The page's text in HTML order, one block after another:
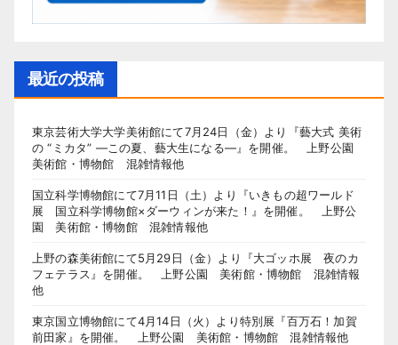
最近の投稿
東京芸術大学大学美術館にて7月24日（金）より『藝大式 美術
の “ミカタ” ―この夏、藝大生になる―』を開催。 上野公園
美術館・博物館 混雑情報他
国立科学博物館にて7月11日（土）より『いきもの超ワールド
展 国立科学博物館×ダーウィンが来た！』を開催。 上野公
園 美術館・博物館 混雑情報他
上野の森美術館にて5月29日（金）より『大ゴッホ展 夜のカ
フェテラス』を開催。 上野公園 美術館・博物館 混雑情報
他
東京国立博物館にて4月14日（火）より特別展『百万石！加賀
前田家』を開催。 上野公園 美術館・博物館 混雑情報他